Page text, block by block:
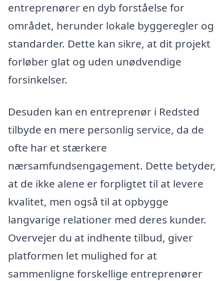
entreprenører en dyb forståelse for
området, herunder lokale byggeregler og
standarder. Dette kan sikre, at dit projekt
forløber glat og uden unødvendige
forsinkelser.
Desuden kan en entreprenør i Redsted
tilbyde en mere personlig service, da de
ofte har et stærkere
nærsamfundsengagement. Dette betyder,
at de ikke alene er forpligtet til at levere
kvalitet, men også til at opbygge
langvarige relationer med deres kunder.
Overvejer du at indhente tilbud, giver
platformen let mulighed for at
sammenligne forskellige entreprenører